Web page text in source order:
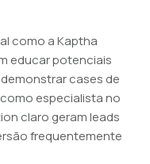
como a Kaptha
educar potenciais
cases de
especialista no
claro geram leads
frequentemente